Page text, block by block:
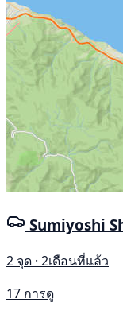
Sumiyoshi
2 จุด · 2เดือนที่แล้ว
17 การดู